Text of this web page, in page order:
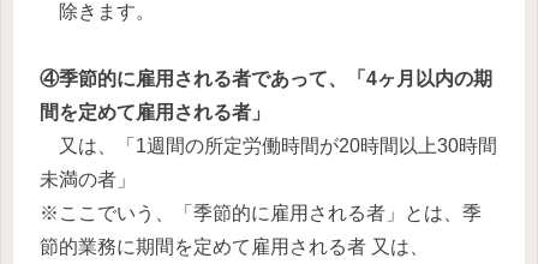
除きます。
④季節的に雇用される者であって、「4ヶ月以内の期
間を定めて雇用される者」
又は、「1週間の所定労働時間が20時間以上30時間
未満の者」
※ここでいう、「季節的に雇用される者」とは、季
節的業務に期間を定めて雇用される者 又は、